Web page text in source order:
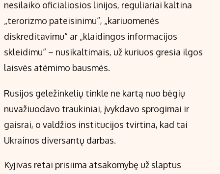
nesilaiko oficialiosios linijos, reguliariai kaltina
„terorizmo pateisinimu“, „kariuomenės
diskreditavimu“ ar „klaidingos informacijos
skleidimu“ – nusikaltimais, už kuriuos gresia ilgos
laisvės atėmimo bausmės.
Rusijos geležinkelių tinkle ne kartą nuo bėgių
nuvažiuodavo traukiniai, įvykdavo sprogimai ir
gaisrai, o valdžios institucijos tvirtina, kad tai
Ukrainos diversantų darbas.
Kyjivas retai prisiima atsakomybę už slaptus